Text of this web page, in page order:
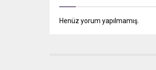
Henüz yorum yapılmamış.